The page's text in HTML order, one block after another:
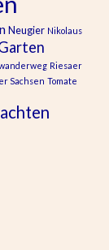
Neugier Nikolaus
Riesaer
Sachsen Tomate